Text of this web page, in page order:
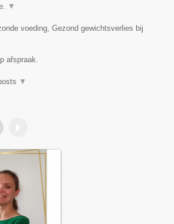
▼
voeding, Gezond gewichtsverlies bij
afspraak.
▼